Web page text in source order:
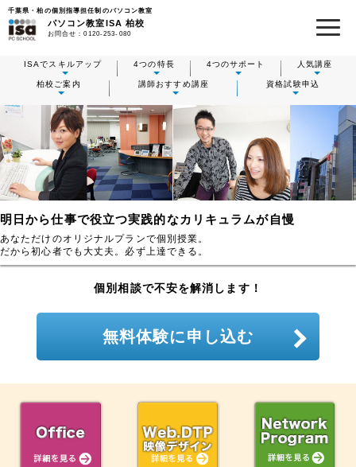
千葉県・柏の個別指導担任制のパソコン教室
パソコン教室ISA 柏校
お問合せ：0120-253-080
ISAでスキルアップ 4つの特長 4つのサポート 人気講座
柏校ご案内 講師おすすめ講座 資格試験申込
明日から仕事で役立つ実践的なカリキュラムが自慢
あなただけのオリジナルプランで個別授業。
だから初心者でも大丈夫。必ず上達できる。
個別相談で不安を解消します！
無料体験に申し込む